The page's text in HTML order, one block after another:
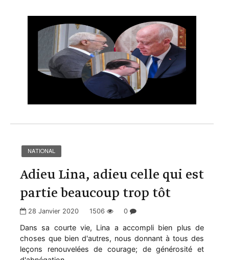
NATIONAL
Adieu Lina, adieu celle qui est
partie beaucoup trop tôt
28 Janvier 2020 1506 0
Dans sa courte vie, Lina a accompli bien plus de
choses que bien d'autres, nous donnant à tous des
leçons renouvelées de courage; de générosité et